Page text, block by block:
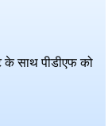
के साथ पीडीएफ को